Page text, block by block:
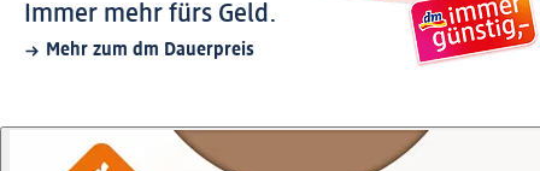
Immer mehr fürs Geld.
Mehr zum dm Dauerpreis